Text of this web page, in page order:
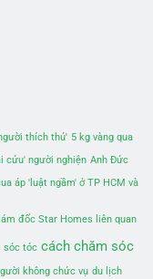
thích thú' 5 kg vàng qua
cứu' người nghiện Anh Đức
áp 'luật ngầm' ở TP HCM và
đốc Star Homes liên quan
sóc tóc cách chăm sóc
không chức vụ du lịch